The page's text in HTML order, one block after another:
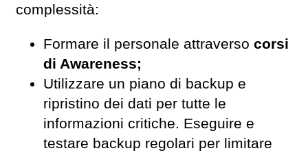
complessità:
Formare il personale attraverso corsi
di Awareness;
Utilizzare un piano di backup e
ripristino dei dati per tutte le
informazioni critiche. Eseguire e
testare backup regolari per limitare